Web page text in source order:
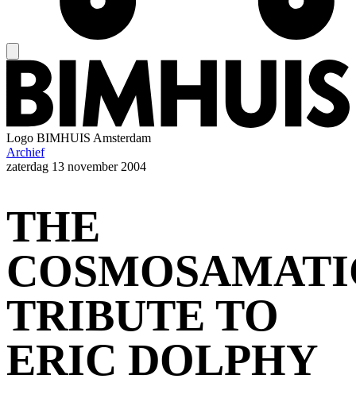
Logo BIMHUIS Amsterdam
Archief
zaterdag 13 november 2004
THE
TRIBUTE TO
ERIC DOLPHY